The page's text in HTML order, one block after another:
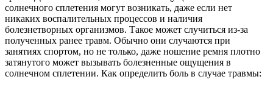
солнечного сплетения могут возникать, даже если нет
никаких воспалительных процессов и наличия
болезнетворных организмов. Такое может случиться из-за
полученных ранее травм. Обычно они случаются при
занятиях спортом, но не только, даже ношение ремня плотно
затянутого может вызывать болезненные ощущения в
солнечном сплетении. Как определить боль в случае травмы: